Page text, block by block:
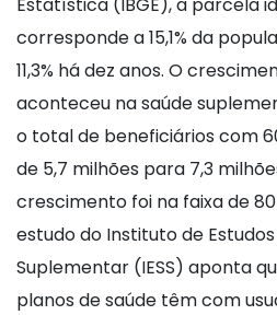
Estatística (IBGE), a parcela
corresponde a 15,1% da
11,3% há dez anos. O
aconteceu na saúde
o total de beneficiários com
de 5,7 milhões para 7,3
crescimento foi na faixa de 80
estudo do Instituto de
Suplementar (IESS) aponta
planos de saúde têm com